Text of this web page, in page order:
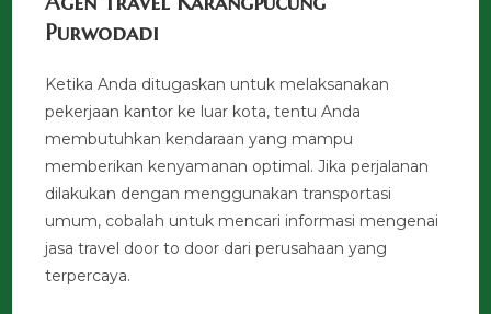
Purwodadi
Ketika Anda ditugaskan untuk melaksanakan
pekerjaan kantor ke luar kota, tentu Anda
membutuhkan kendaraan yang mampu
memberikan kenyamanan optimal. Jika perjalanan
dilakukan dengan menggunakan transportasi
umum, cobalah untuk mencari informasi mengenai
jasa travel door to door dari perusahaan yang
terpercaya.